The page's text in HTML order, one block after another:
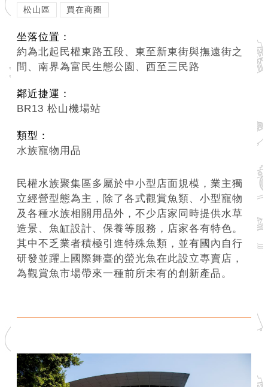
理
商
發
展
與
商
圈
廊
帶
介
紹
專
站
松山區 買在商圈
坐落位置：
約為北起民權東路五段、東至新東街與撫遠街之
間、南界為富民生態公園、西至三民路
鄰近捷運：
BR13 松山機場站
類型：
水族寵物用品
民權水族聚集區多屬於中小型店面規模，業主獨
立經營型態為主，除了各式觀賞魚類、小型寵物
及各種水族相關用品外，不少店家同時提供水草
造景、魚缸設計、保養等服務，店家各有特色。
其中不乏業者積極引進特殊魚類，並有國內自行
研發並躍上國際舞臺的螢光魚在此設立專賣店，
為觀賞魚市場帶來一種前所未有的創新產品。